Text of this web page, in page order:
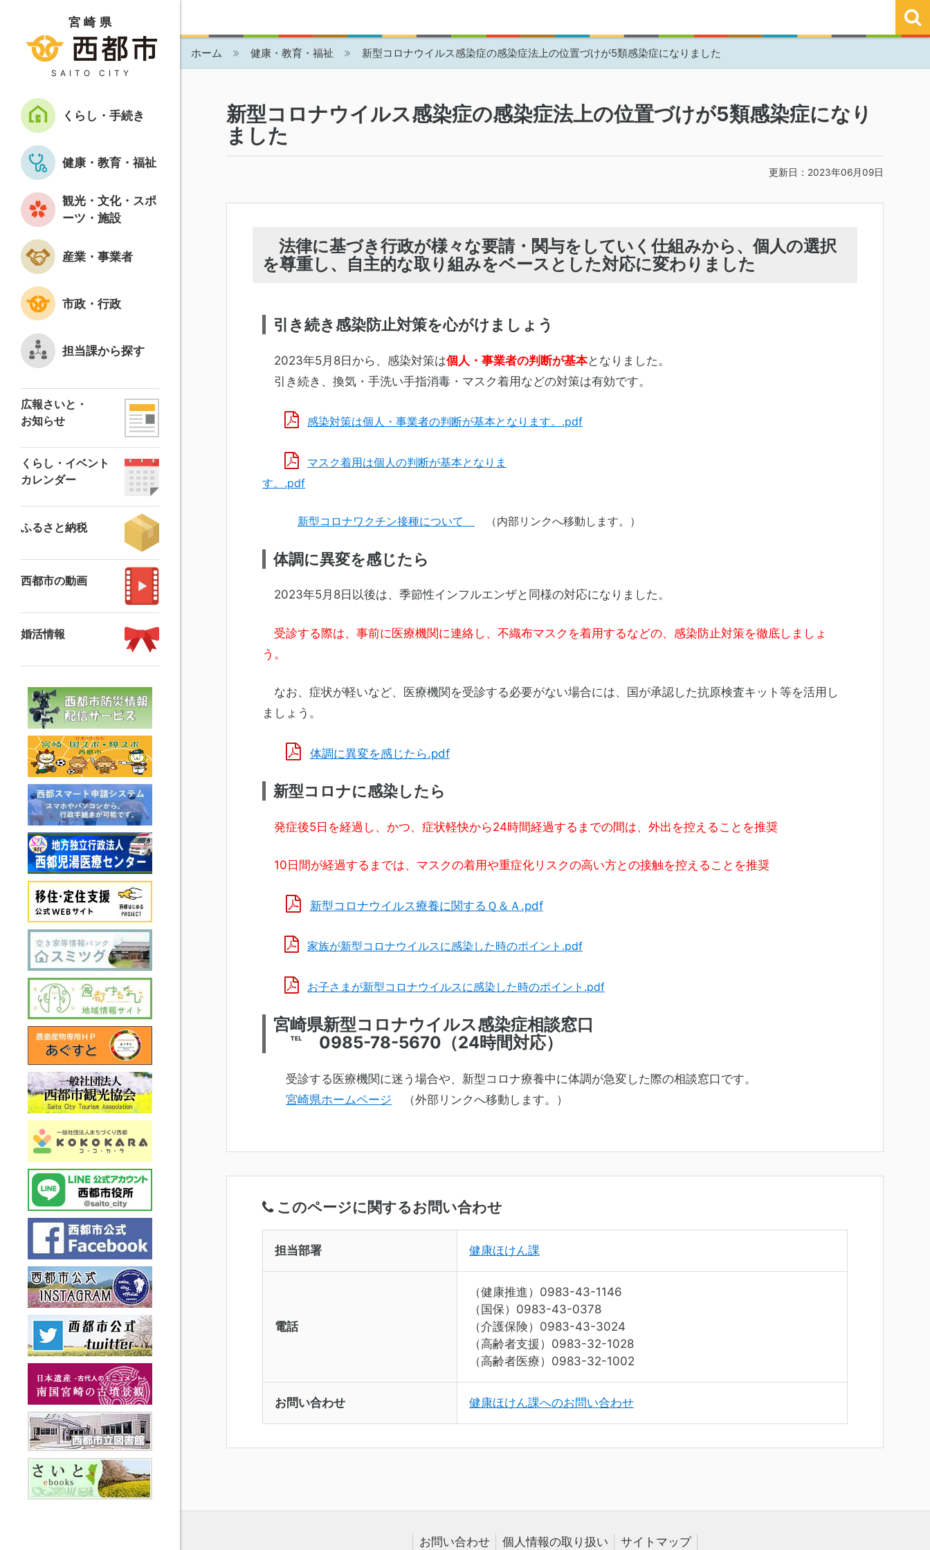
宮崎県
SAITO CITY
くらし・手続き
健康・教育・福祉
観光・文化・スポ
ーツ・施設
産業・事業者
市政・行政
担当課から探す
広報さいと・
お知らせ
くらし・イベント
カレンダー
ふるさと納税
西都市の動画
婚活情報
ホーム 健康・教育・福祉 新型コロナウイルス感染症の感染症法上の位置づけが5類感染症になりました
新型コロナウイルス感染症の感染症法上の位置づけが5類感染症になり
ました
更新日：2023年06月09日
法律に基づき行政が様々な要請・関与をしていく仕組みから、個人の選択
を尊重し、自主的な取り組みをベースとした対応に変わりました
引き続き感染防止対策を心がけましょう
2023年5月8日から、感染対策は個人・事業者の判断が基本となりました。
引き続き、換気・手洗い手指消毒・マスク着用などの対策は有効です。
感染対策は個人・事業者の判断が基本となります。.pdf
マスク着用は個人の判断が基本となりま
す。.pdf
新型コロナワクチン接種について （内部リンクへ移動します。）
体調に異変を感じたら
2023年5月8日以後は、季節性インフルエンザと同様の対応になりました。
受診する際は、事前に医療機関に連絡し、不織布マスクを着用するなどの、感染防止対策を徹底しましょ
う。
なお、症状が軽いなど、医療機関を受診する必要がない場合には、国が承認した抗原検査キット等を活用し
ましょう。
体調に異変を感じたら.pdf
新型コロナに感染したら
発症後5日を経過し、かつ、症状軽快から24時間経過するまでの間は、外出を控えることを推奨
10日間が経過するまでは、マスクの着用や重症化リスクの高い方との接触を控えることを推奨
新型コロナウイルス療養に関するＱ＆Ａ.pdf
家族が新型コロナウイルスに感染した時のポイント.pdf
お子さまが新型コロナウイルスに感染した時のポイント.pdf
宮崎県新型コロナウイルス感染症相談窓口
℡ 0985-78-5670（24時間対応）
受診する医療機関に迷う場合や、新型コロナ療養中に体調が急変した際の相談窓口です。
宮崎県ホームページ （外部リンクへ移動します。）
このページに関するお問い合わせ
担当部署 健康ほけん課
電話
（健康推進）0983-43-1146
（国保）0983-43-0378
（介護保険）0983-43-3024
（高齢者支援）0983-32-1028
（高齢者医療）0983-32-1002
お問い合わせ 健康ほけん課へのお問い合わせ
お問い合わせ 個人情報の取り扱い サイトマップ